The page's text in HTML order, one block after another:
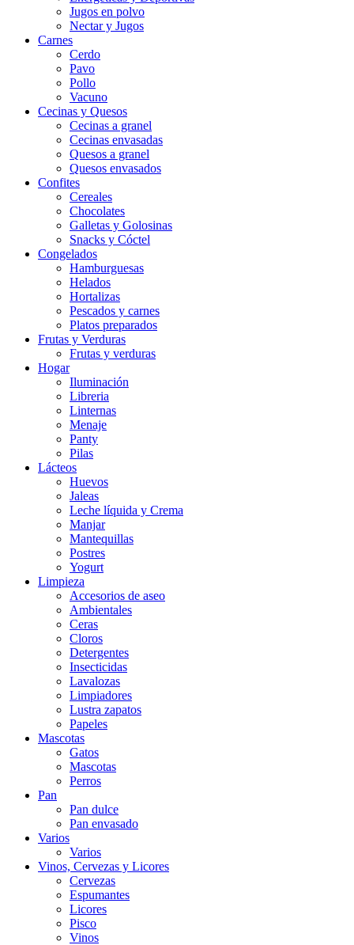
Jugos en polvo
Nectar y Jugos
Carnes
Cerdo
Pavo
Pollo
Vacuno
Cecinas y Quesos
Cecinas a granel
Cecinas envasadas
Quesos a granel
Quesos envasados
Confites
Cereales
Chocolates
Galletas y Golosinas
Snacks y Cóctel
Congelados
Hamburguesas
Helados
Hortalizas
Pescados y carnes
Platos preparados
Frutas y Verduras
Frutas y verduras
Hogar
Iluminación
Libreria
Linternas
Menaje
Panty
Pilas
Lácteos
Huevos
Jaleas
Leche líquida y Crema
Manjar
Mantequillas
Postres
Yogurt
Limpieza
Accesorios de aseo
Ambientales
Ceras
Cloros
Detergentes
Insecticidas
Lavalozas
Limpiadores
Lustra zapatos
Papeles
Mascotas
Gatos
Mascotas
Perros
Pan
Pan dulce
Pan envasado
Varios
Varios
Vinos, Cervezas y Licores
Cervezas
Espumantes
Licores
Pisco
Vinos